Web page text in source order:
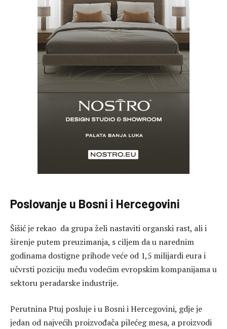
Poslovanje u Bosni i Hercegovini
Šišić je rekao da grupa želi nastaviti organski rast, ali i
širenje putem preuzimanja, s ciljem da u narednim
godinama dostigne prihode veće od 1,5 milijardi eura i
učvrsti poziciju među vodećim evropskim kompanijama u
sektoru peradarske industrije.
Perutnina Ptuj posluje i u Bosni i Hercegovini, gdje je
jedan od najvećih proizvođača pilećeg mesa, a proizvodi